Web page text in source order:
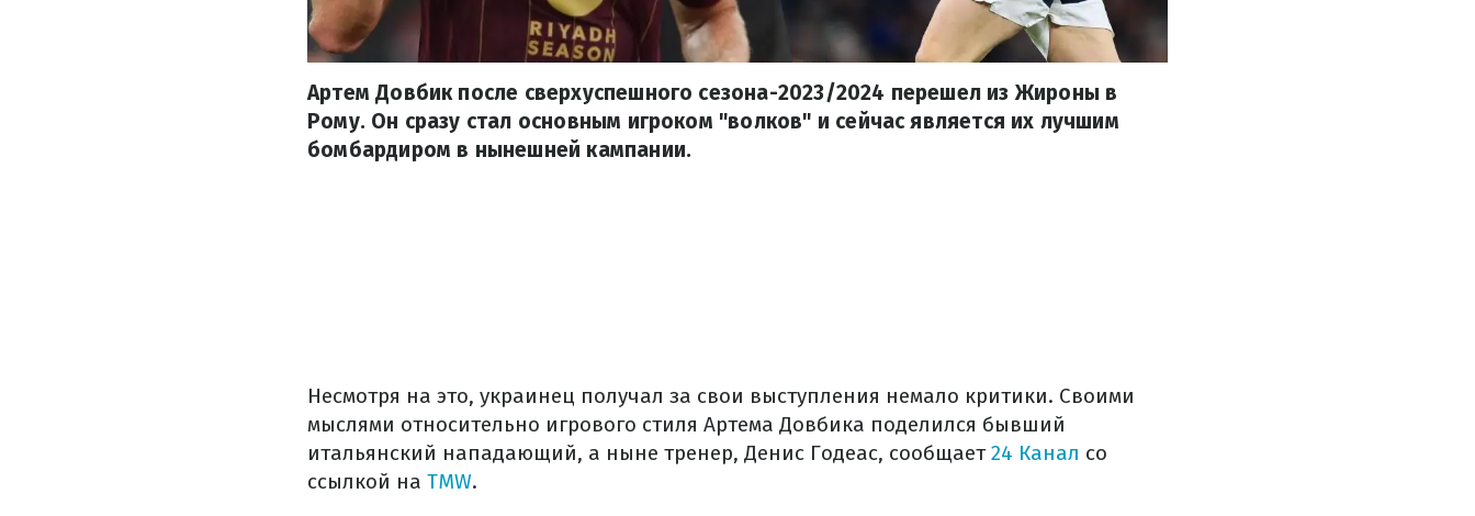
Артем Довбик после сверхуспешного сезона-2023/2024 перешел из Жироны в
Рому. Он сразу стал основным игроком "волков" и сейчас является их лучшим
бомбардиром в нынешней кампании.
Несмотря на это, украинец получал за свои выступления немало критики. Своими
мыслями относительно игрового стиля Артема Довбика поделился бывший
итальянский нападающий, а ныне тренер, Денис Годеас, сообщает24 Канал со
ссылкой на TMW.